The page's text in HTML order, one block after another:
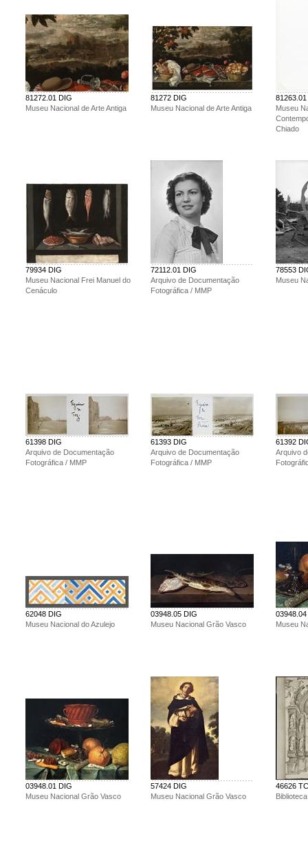
81272.01 DIG
Museu Nacional de Arte Antiga
81272 DIG
Museu Nacional de Arte Antiga
Museu
Chiado
79934 DIG
Museu Nacional Frei Manuel do
Cenáculo
72112.01 DIG
Arquivo de Documentação
Fotográfica / MMP
78553
Museu
61398 DIG
Arquivo de Documentação
Fotográfica / MMP
61393 DIG
Arquivo de Documentação
Fotográfica / MMP
61392
Arquivo
62048 DIG
Museu Nacional do Azulejo
03948.05 DIG
Museu Nacional Grão Vasco
Museu
03948.01 DIG
Museu Nacional Grão Vasco
57424 DIG
Museu Nacional Grão Vasco
46626 TC